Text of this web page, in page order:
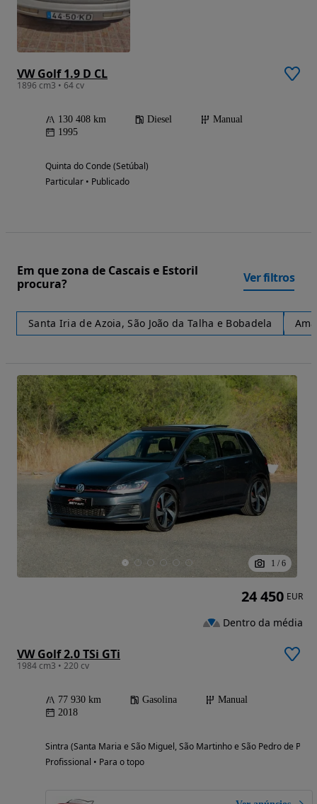
VW Golf 1.9 D CL
1896 cm3 • 64 cv
130 408 km Diesel
Manual
1995
Quinta do Conde (Setúbal)
Particular • Publicado
Em que zona de Cascais e Estoril
procura?
Ver filtros
Santa Iria de Azoia, São João da Talha e Bobadela
1 / 6
VW Golf 2.0 TSi GTi
1984 cm3 • 220 cv
77 930 km Gasolina
Manual
2018
Sintra (Santa Maria e São Miguel, São Martinho e São Pedro de
Profissional • Para o topo
24 450 EUR
Dentro da média